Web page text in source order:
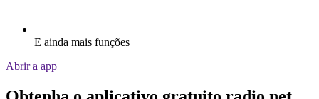
E ainda mais funções
Abrir a app